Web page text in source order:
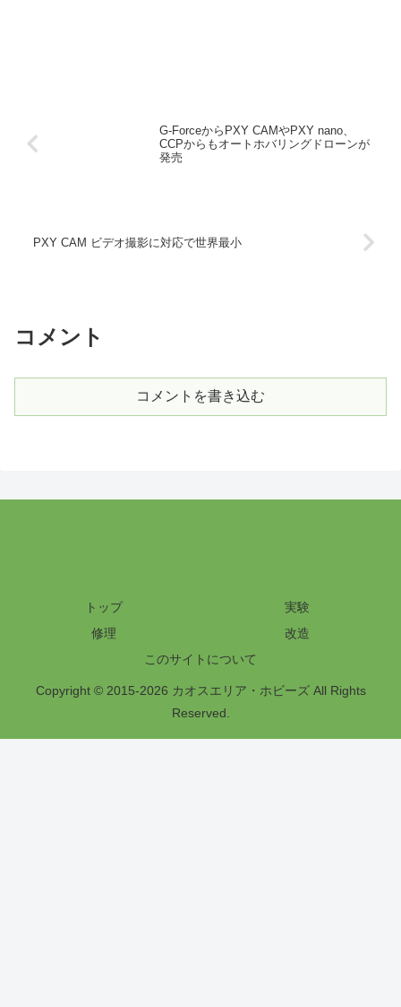
G-ForceからPXY CAMやPXY nano、
CCPからもオートホバリングドローンが
発売
PXY CAM ビデオ撮影に対応で世界最小
コメント
コメントを書き込む
トップ
実験
修理
改造
このサイトについて
Copyright © 2015-2026 カオスエリア・ホビーズ All Rights
Reserved.